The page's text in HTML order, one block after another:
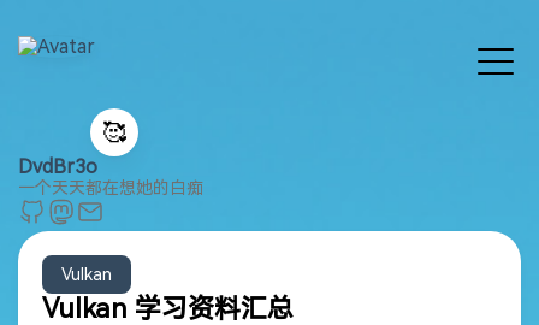
🥰
DvdBr3o
一个天天都在想她的白痴
Vulkan
Vulkan 学习资料汇总